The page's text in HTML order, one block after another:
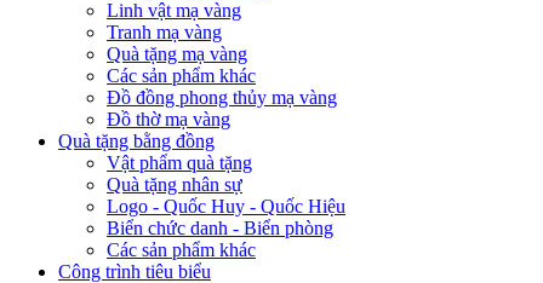
Linh vật mạ vàng
Tranh mạ vàng
Quà tặng mạ vàng
Các sản phẩm khác
Đồ đồng phong thủy mạ vàng
Đồ thờ mạ vàng
Quà tặng bằng đồng
Vật phẩm quà tặng
Quà tặng nhân sự
Logo - Quốc Huy - Quốc Hiệu
Biển chức danh - Biển phòng
Các sản phẩm khác
Công trình tiêu biểu